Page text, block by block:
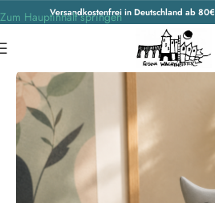
Versandkostenfrei in Deutschland ab 80€
Zum Hauptinhalt springen